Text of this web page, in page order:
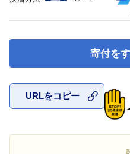
寄付を
URLをコピー